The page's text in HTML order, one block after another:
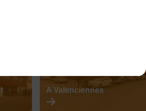
A Valenciennes
En